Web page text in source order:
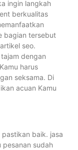
ingin langkah
berkualitas
bagian tersebut
seo.
dengan
harus
seksama. Di
acuan Kamu
baik. jasa
sudah